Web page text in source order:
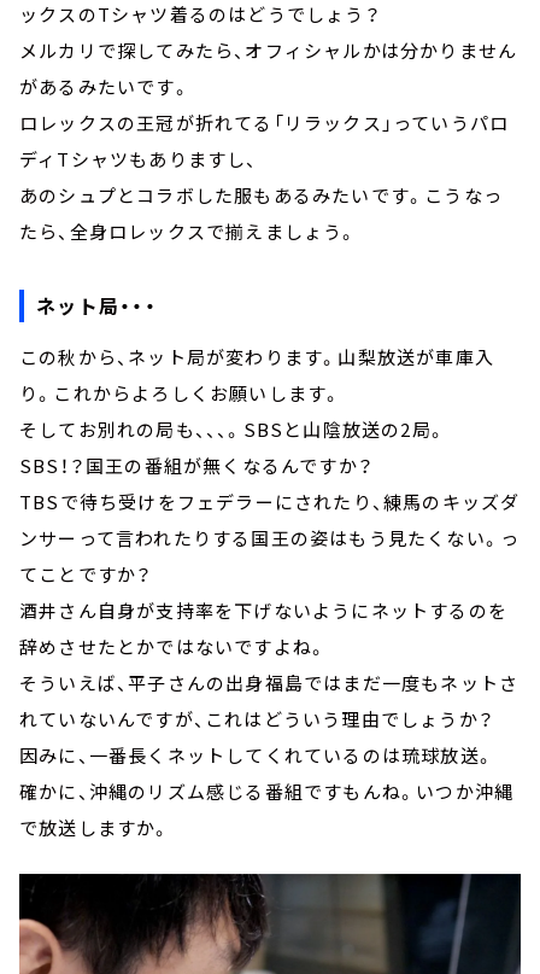
ックスのTシャツ着るのはどうでしょう？
メルカリで探してみたら、オフィシャルかは分かりません
があるみたいです。
ロレックスの王冠が折れてる「リラックス」っていうパロ
ディTシャツもありますし、
あのシュプとコラボした服もあるみたいです。こうなっ
たら、全身ロレックスで揃えましょう。
ネット局・・・
この秋から、ネット局が変わります。山梨放送が車庫入
り。これからよろしくお願いします。
そしてお別れの局も、、、。SBSと山陰放送の2局。
SBS！？国王の番組が無くなるんですか？
TBSで待ち受けをフェデラーにされたり、練馬のキッズダ
ンサーって言われたりする国王の姿はもう見たくない。っ
てことですか？
酒井さん自身が支持率を下げないようにネットするのを
辞めさせたとかではないですよね。
そういえば、平子さんの出身福島ではまだ一度もネットさ
れていないんですが、これはどういう理由でしょうか？
因みに、一番長くネットしてくれているのは琉球放送。
確かに、沖縄のリズム感じる番組ですもんね。いつか沖縄
で放送しますか。